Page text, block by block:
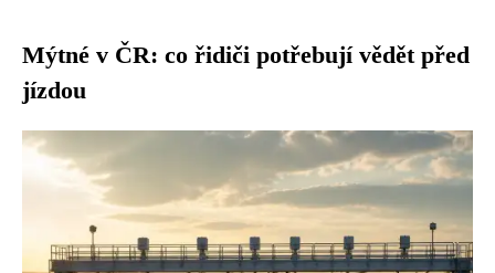
Mýtné v ČR: co řidiči potřebují vědět před
jízdou